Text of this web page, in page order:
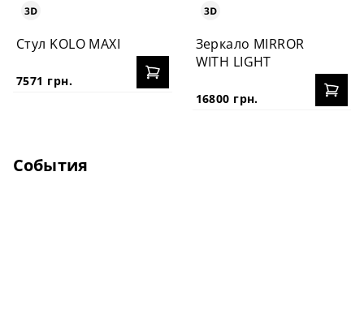
Стул KOLO MAXI
7571 грн.
Зеркало MIRROR
WITH LIGHT
16800 грн.
События